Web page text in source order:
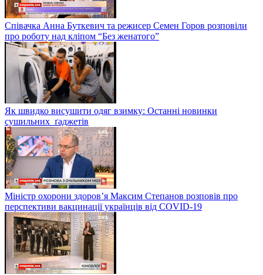
Співачка Анна Буткевич та режисер Семен Горов розповіли
про роботу над кліпом “Без женатого”
Як швидко висушити одяг взимку: Останні новинки
сушильних ґаджетів
Міністр охорони здоров’я Максим Степанов розповів про
перспективи вакцинації українців від COVID-19